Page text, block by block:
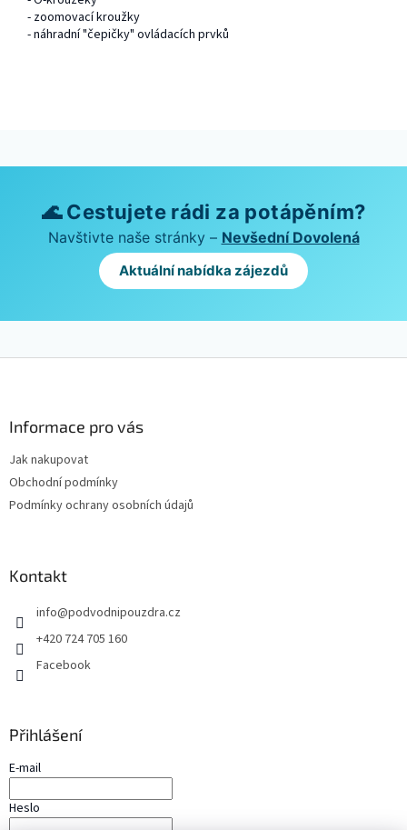
- zoomovací kroužky
- náhradní "čepičky" ovládacích prvků
🌊 Cestujete rádi za potápěním?
Navštivte naše stránky – Nevšední Dovolená
Aktuální nabídka zájezdů
Informace pro vás
Jak nakupovat
Obchodní podmínky
Podmínky ochrany osobních údajů
Kontakt
info@podvodnipouzdra.cz
+420 724 705 160
Facebook
Přihlášení
E-mail
Heslo